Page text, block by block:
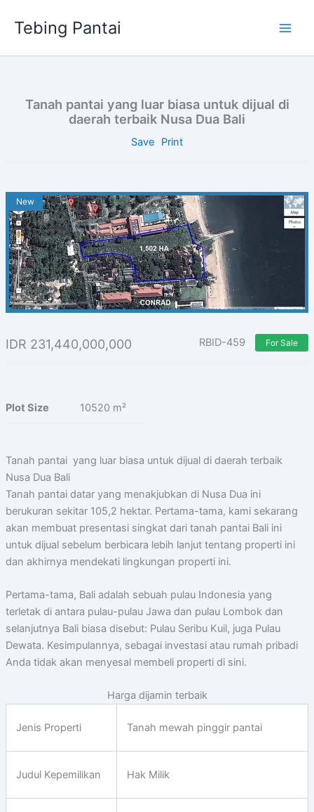
Tebing Pantai
Tanah pantai yang luar biasa untuk dijual di
daerah terbaik Nusa Dua Bali
Save Print
New
IDR 231,440,000,000 RBID-459 For Sale
Plot Size 10520 m²
Tanah pantai yang luar biasa untuk dijual di daerah terbaik
Nusa Dua Bali
Tanah pantai datar yang menakjubkan di Nusa Dua ini
berukuran sekitar 105,2 hektar. Pertama-tama, kami sekarang
akan membuat presentasi singkat dari tanah pantai Bali ini
untuk dijual sebelum berbicara lebih lanjut tentang properti ini
dan akhirnya mendekati lingkungan properti ini.
Pertama-tama, Bali adalah sebuah pulau Indonesia yang
terletak di antara pulau-pulau Jawa dan pulau Lombok dan
selanjutnya Bali biasa disebut: Pulau Seribu Kuil, juga Pulau
Dewata. Kesimpulannya, sebagai investasi atau rumah pribadi
Anda tidak akan menyesal membeli properti di sini.
Harga dijamin terbaik
Jenis Properti Tanah mewah pinggir pantai
Judul Kepemilikan Hak Milik